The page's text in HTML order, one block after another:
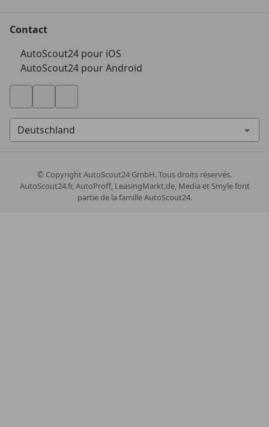
Contact
AutoScout24 pour iOS
AutoScout24 pour Android
© CopyrightAutoScout24 GmbH. Tous droits réservés.
AutoScout24.fr, AutoProff, LeasingMarkt.de, Media et Smyle font
partie de la famille AutoScout24.